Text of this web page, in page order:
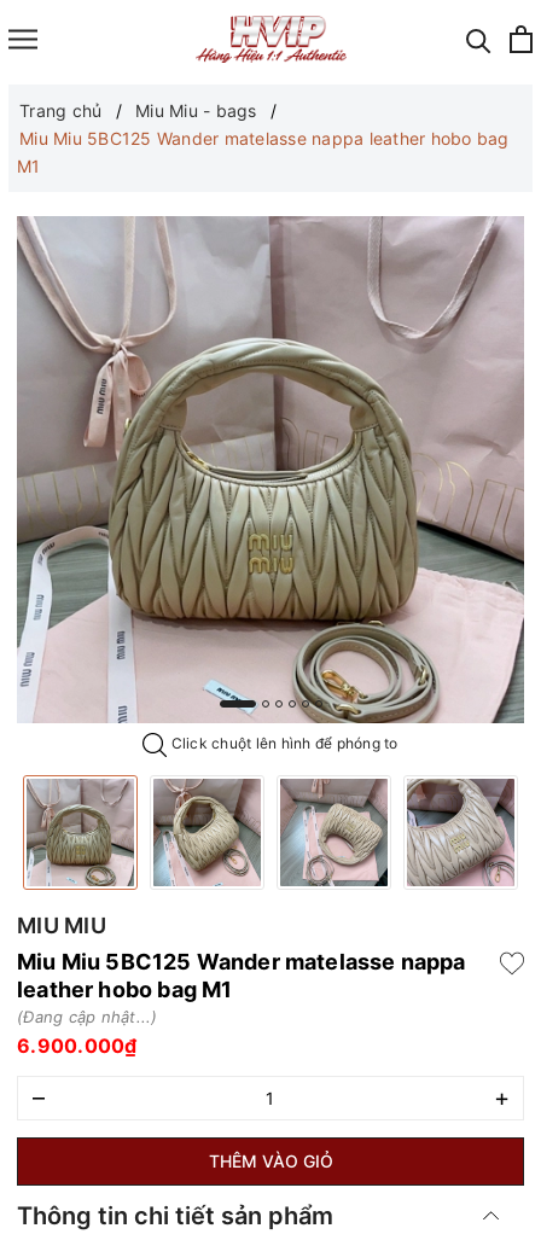
Trang chủ
Miu Miu - bags
Miu Miu 5BC125 Wander matelasse nappa leather hobo bag
M1
Click chuột lên hình để phóng to
MIU MIU
Miu Miu 5BC125 Wander matelasse nappa
leather hobo bag M1
(Đang cập nhật...)
6.900.000₫
– +
THÊM VÀO GIỎ
Thông tin chi tiết sản phẩm